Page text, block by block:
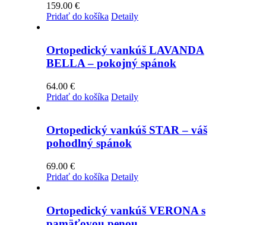
si
môžete
stránke
produktu.
159.00 €
Pridať do košíka Detaily
Ortopedický vankúš LAVANDA
BELLA – pokojný spánok
64.00 €
Pridať do košíka Detaily
Ortopedický vankúš STAR – váš
pohodlný spánok
69.00 €
Pridať do košíka Detaily
Ortopedický vankúš VERONA s